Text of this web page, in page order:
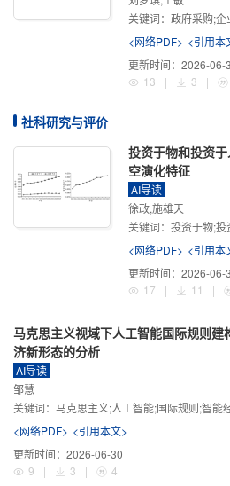
关键词： 政府采购;企业数字技
<网络PDF> <引用本
更新时间： 2026-06-
13
| 3 |
社科研究与评价
投资于物和投资
空演化特征
AI导读
徐政,施雄天
关键词： 投资于物;投
<网络PDF> <引用本
更新时间： 2026-06-
17
| 11 |
马克思主义视域下人工智能国际规则
济新形态的分析
AI导读
邹慧
关键词： 马克思主义;人工智能;国际规则;智能经济
<网络PDF> <引用本文>
更新时间： 2026-06-30
9
| 3 | 4